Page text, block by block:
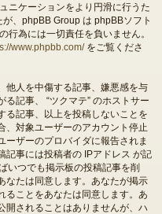
ニケーションをより円滑に行うた
、phpBB Group は phpBBソフト
行為には一切責任を負いません。
www.phpbb.com/をご覧くださ
他人を中傷する記事、嫌悪感を与
記事、 “ツクマテ” のホストサー
る記事、以上を投稿しないことを
、対象ユーザーのアカウント停止
ーザーのプロバイダに報告されま
記事には投稿者の IPアドレス が記
いつでも掲示板の投稿記事を削
なたは同意します。あなたが掲示
ることをあなたは同意します。あ
開されることはありませんが、ハ